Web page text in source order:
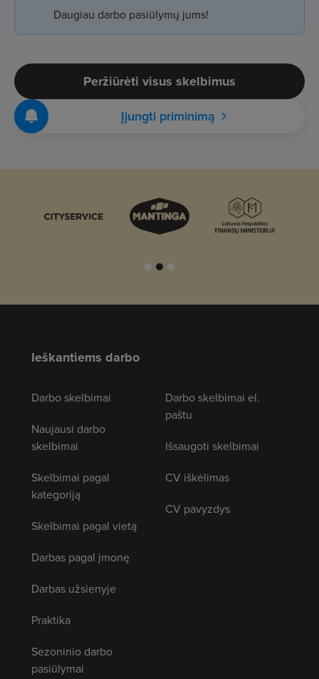
Daugiau darbo pasiūlymų jums!
Peržiūrėti visus skelbimus
Įjungti priminimą
Ieškantiems darbo
Darbo skelbimai
Naujausi darbo
skelbimai
Skelbimai pagal
kategoriją
Skelbimai pagal vietą
Darbas pagal įmonę
Darbas užsienyje
Praktika
Sezoninio darbo
pasiūlymai
Darbo skelbimai el.
paštu
Išsaugoti skelbimai
CV iškėlimas
CV pavyzdys